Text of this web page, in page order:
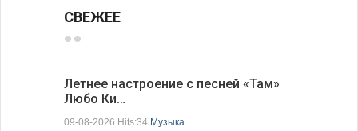
СВЕЖЕЕ
Летнее настроение с песней «Там»
Любо Ки…
09-08-2026 Hits:34 Музыка